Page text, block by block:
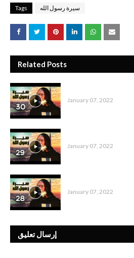
Tags سيرة رسول الله
Related Posts
January 07, 2022
January 07, 2022
January 07, 2022
إرسال تعليق